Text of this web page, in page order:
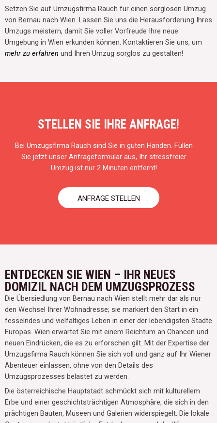
Setzen Sie auf Umzugsfirma Rauch für einen sorglosen Umzug
von Bernau nach Wien. Lassen Sie uns die Herausforderung Ihres
Umzugs meistern, damit Sie voller Vorfreude Ihre neue
Umgebung in Wien erkunden können. Kontaktieren Sie uns, um
mehr zu erfahren und Ihren Umzug sorglos zu gestalten!
STELLEN SIE IHRE ANFRAGE!
Bei Umzugsfirma Rauch sind Sie in guten Händen. Füllen
Sie jetzt unser Anfrageformular aus, Ihr stressfreier
Umzug ist nur 2 Minuten entfernt!
ANFRAGE STELLEN
ENTDECKEN SIE WIEN – IHR NEUES
DOMIZIL NACH DEM UMZUGSPROZESS
Die Übersiedlung von Bernau nach Wien stellt mehr dar als nur
den Wechsel Ihrer Wohnadresse; sie markiert den Start in ein
fesselndes und vielfältiges Leben in einer der lebendigsten Städte
Europas. Wien erwartet Sie mit einem Reichtum an Chancen und
neuen Eindrücken, die es zu erforschen gilt. Mit der Expertise der
Umzugsfirma Rauch können Sie sich voll und ganz auf Ihr Wiener
Abenteuer einlassen, ohne von den Details des
Umzugsprozesses belastet zu werden.
Die österreichische Hauptstadt schmückt sich mit kulturellem
Erbe und einer geschichtsträchtigen Atmosphäre, die sich in den
prächtigen Bauten, Museen und Galerien widerspiegelt. Die lokale